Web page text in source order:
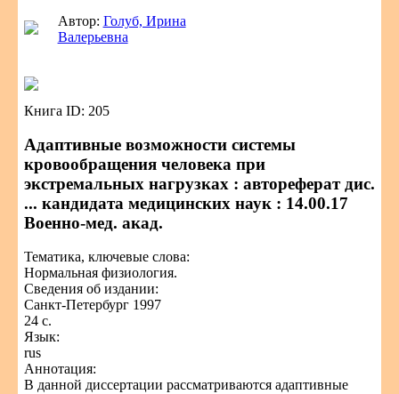
Автор: Голуб, Ирина
Валерьевна
Книга ID: 205
Адаптивные возможности системы
кровообращения человека при
экстремальных нагрузках : автореферат дис.
... кандидата медицинских наук : 14.00.17
Военно-мед. акад.
Тематика, ключевые слова:
Нормальная физиология.
Сведения об издании:
Санкт-Петербург 1997
24 с.
Язык:
rus
Аннотация:
В данной диссертации рассматриваются адаптивные